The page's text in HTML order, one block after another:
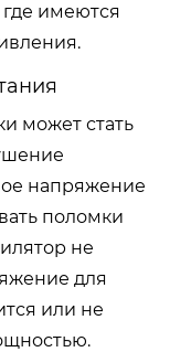
имеются
может стать
напряжение
поломки
не
для
или не